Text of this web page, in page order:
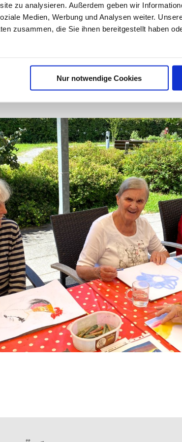
zu analysieren. Außerdem geben wir
Medien, Werbung und Analysen weiter.
zusammen, die Sie ihnen bereitgestellt haben
Nur notwendige Cookies
die dann z.B. in Form eines gestalteten
präsentiert werden. So erleben die
Wertschätzung für das, was sie geleistet